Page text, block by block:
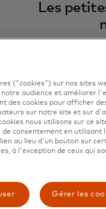
Les
Donnez aux
des paiements
("cookies") sur nos sites
audience et améliorer
des cookies pour afficher
sur notre site et sur
nous utilisons sur ce
consentement en utilisant
au lieu d'un bouton sur
à l'exception de ceux qui
Gérer les